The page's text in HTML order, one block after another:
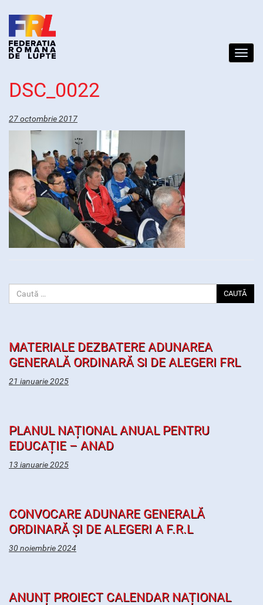
DSC_0022
27 octombrie 2017
CAUTĂ
MATERIALE DEZBATERE ADUNAREA
GENERALĂ ORDINARĂ SI DE ALEGERI FRL
21 ianuarie 2025
PLANUL NAȚIONAL ANUAL PENTRU
EDUCAȚIE – ANAD
13 ianuarie 2025
CONVOCARE ADUNARE GENERALĂ
ORDINARĂ ȘI DE ALEGERI A F.R.L
30 noiembrie 2024
ANUNȚ PROIECT CALENDAR NAȚIONAL